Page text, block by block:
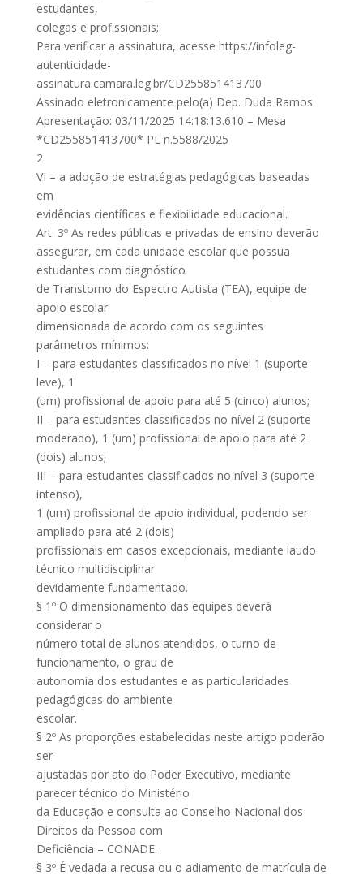
estudantes,
colegas e profissionais;
Para verificar a assinatura, acesse https://infoleg-
autenticidade-
assinatura.camara.leg.br/CD255851413700
Assinado eletronicamente pelo(a) Dep. Duda Ramos
Apresentação: 03/11/2025 14:18:13.610 – Mesa
*CD255851413700* PL n.5588/2025
2
VI – a adoção de estratégias pedagógicas baseadas
em
evidências científicas e flexibilidade educacional.
Art. 3º As redes públicas e privadas de ensino deverão
assegurar, em cada unidade escolar que possua
estudantes com diagnóstico
de Transtorno do Espectro Autista (TEA), equipe de
apoio escolar
dimensionada de acordo com os seguintes
parâmetros mínimos:
I – para estudantes classificados no nível 1 (suporte
leve), 1
(um) profissional de apoio para até 5 (cinco) alunos;
II – para estudantes classificados no nível 2 (suporte
moderado), 1 (um) profissional de apoio para até 2
(dois) alunos;
III – para estudantes classificados no nível 3 (suporte
intenso),
1 (um) profissional de apoio individual, podendo ser
ampliado para até 2 (dois)
profissionais em casos excepcionais, mediante laudo
técnico multidisciplinar
devidamente fundamentado.
§ 1º O dimensionamento das equipes deverá
considerar o
número total de alunos atendidos, o turno de
funcionamento, o grau de
autonomia dos estudantes e as particularidades
pedagógicas do ambiente
escolar.
§ 2º As proporções estabelecidas neste artigo poderão
ser
ajustadas por ato do Poder Executivo, mediante
parecer técnico do Ministério
da Educação e consulta ao Conselho Nacional dos
Direitos da Pessoa com
Deficiência – CONADE.
§ 3º É vedada a recusa ou o adiamento de matrícula de